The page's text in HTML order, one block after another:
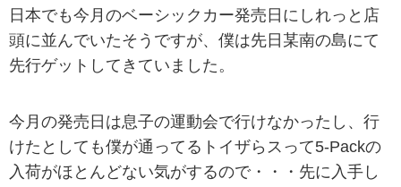
日本でも今月のベーシックカー発売日にしれっと店
頭に並んでいたそうですが、僕は先日某南の島にて
先行ゲットしてきていました。
今月の発売日は息子の運動会で行けなかったし、行
けたとしても僕が通ってるトイザらスって5-Packの
入荷がほとんどない気がするので・・・先に入手し